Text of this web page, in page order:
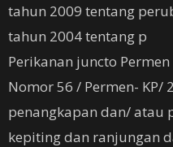
tahun 2009 tentang
tahun 2004 tentang p
Perikanan juncto
Nomor 56 / Permen- KP/
penangkapan dan/ atau
kepiting dan ranjungan